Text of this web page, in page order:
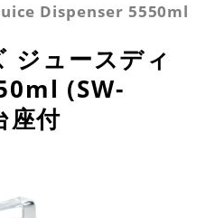
Dispenser 5550ml
ジュースディ
(SW-
座付